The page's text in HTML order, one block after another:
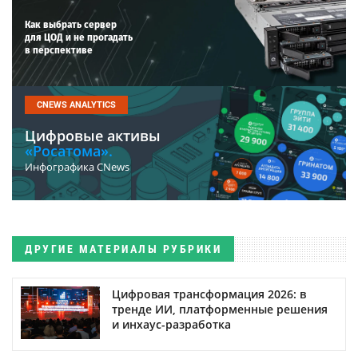
Как выбрать сервер
для ЦОД и не прогадать
в перспективе
CNEWS ANALYTICS
Цифровые активы
«Росатома».
Инфографика CNews
ДРУГИЕ МАТЕРИАЛЫ РУБРИКИ
Цифровая трансформация 2026: в
тренде ИИ, платформенные решения
и инхаус-разработка